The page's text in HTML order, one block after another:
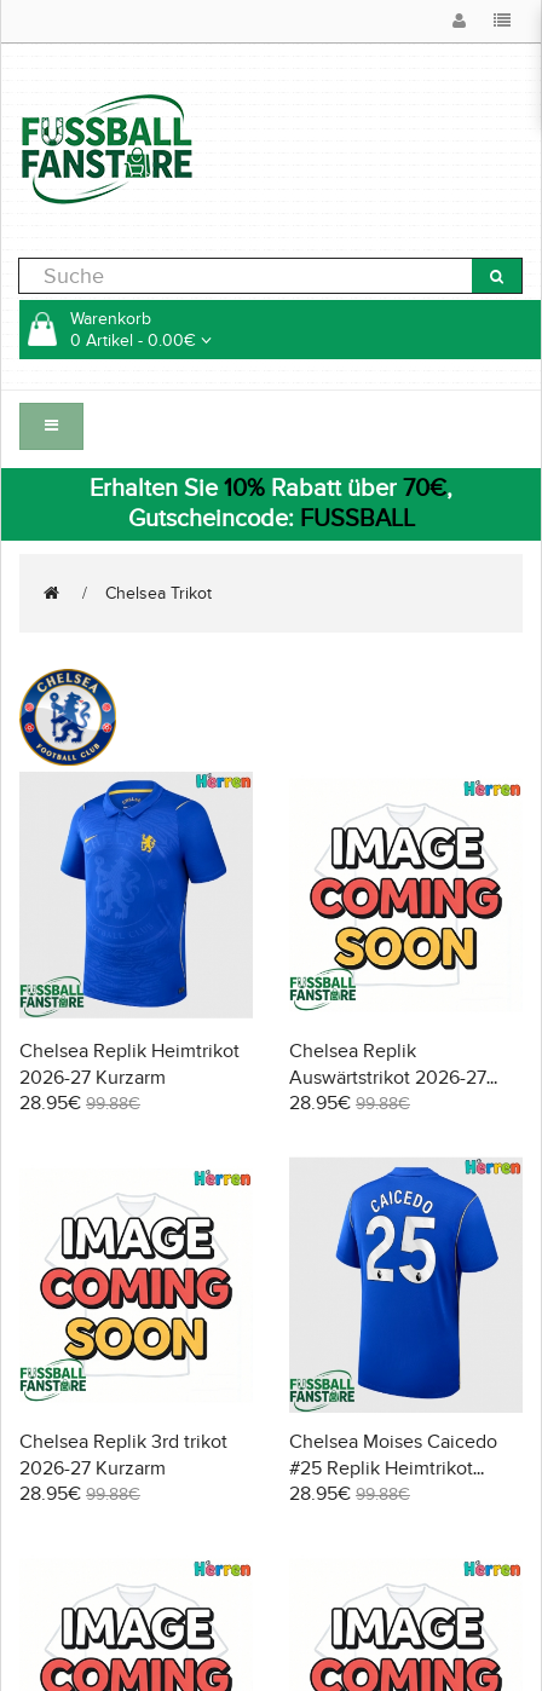
Warenkorb
0 Artikel - 0.00€
Erhalten Sie10% Rabatt über 70€,
Gutscheincode: FUSSBALL
Chelsea Trikot
Chelsea Replik Heimtrikot
2026-27 Kurzarm
28.95€ 99.88€
Chelsea Replik
Auswärtstrikot 2026-27
Kurzarm
28.95€ 99.88€
Chelsea Replik 3rd trikot
2026-27 Kurzarm
28.95€ 99.88€
Chelsea Moises Caicedo
#25 Replik Heimtrikot
2026-27 Kurzarm
28.95€ 99.88€